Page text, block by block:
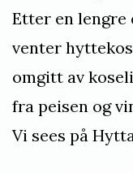
2
0
1
9
Etter en
venter
omgitt av
fra peisen og
Vi sees på